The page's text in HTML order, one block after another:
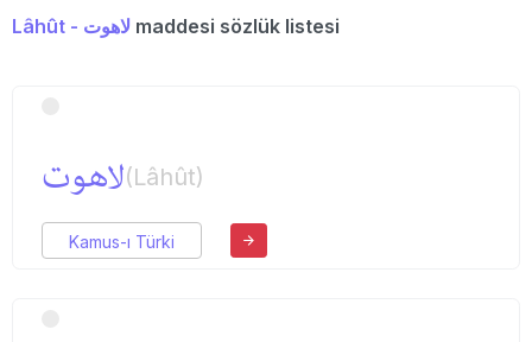
Lâhût - لاهوت maddesi sözlük listesi
لاهوت(Lâhût)
Kamus-ı Türki